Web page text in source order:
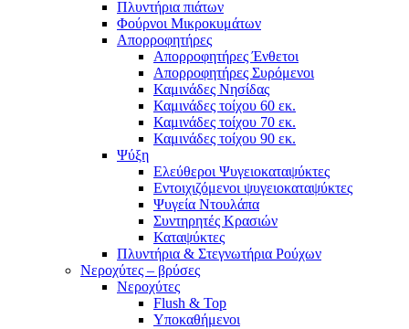
Πλυντήρια πιάτων
Φούρνοι Μικροκυμάτων
Απορροφητήρες
Απορροφητήρες Ένθετοι
Απορροφητήρες Συρόμενοι
Καμινάδες Νησίδας
Καμινάδες τοίχου 60 εκ.
Καμινάδες τοίχου 70 εκ.
Καμινάδες τοίχου 90 εκ.
Ψύξη
Ελεύθεροι Ψυγειοκαταψύκτες
Εντοιχιζόμενοι ψυγειοκαταψύκτες
Ψυγεία Ντουλάπα
Συντηρητές Κρασιών
Καταψύκτες
Πλυντήρια & Στεγνωτήρια Ρούχων
Νεροχύτες – βρύσες
Νεροχύτες
Flush & Top
Υποκαθήμενοι